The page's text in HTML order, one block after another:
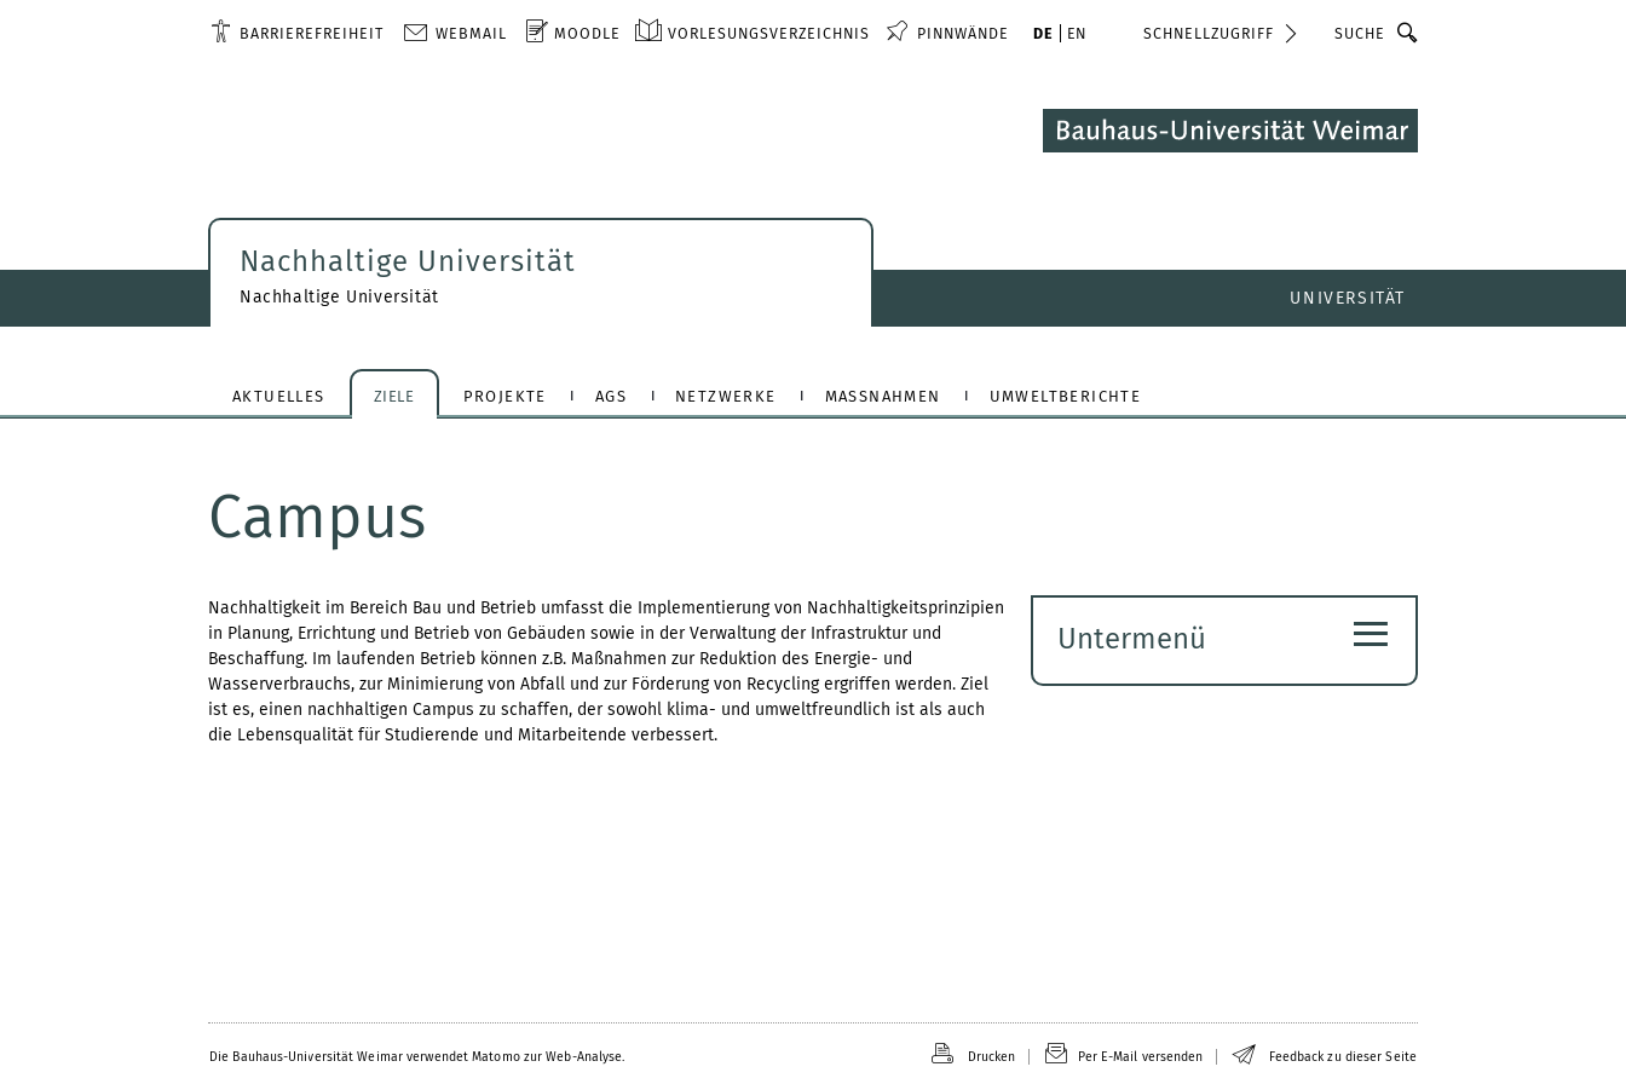
BARRIEREFREIHEIT WEBMAIL MOODLE VORLESUNGSVERZEICHNIS PINNWÄNDE DE EN SCHNELLZUGRIFF Suche
Nachhaltige Universität
Nachhaltige Universität UNIVERSITÄT
AKTUELLES ZIELE PROJEKTE AGS NETZWERKE MASSNAHMEN UMWELTBERICHTE
Campus
Nachhaltigkeit im Bereich Bau und Betrieb umfasst die Implementierung von Nachhaltigkeitsprinzipien
in Planung, Errichtung und Betrieb von Gebäuden sowie in der Verwaltung der Infrastruktur und
Beschaffung. Im laufenden Betrieb können z.B. Maßnahmen zur Reduktion des Energie- und
Wasserverbrauchs, zur Minimierung von Abfall und zur Förderung von Recycling ergriffen werden. Ziel
ist es, einen nachhaltigen Campus zu schaffen, der sowohl klima- und umweltfreundlich ist als auch
die Lebensqualität für Studierende und Mitarbeitende verbessert.
Untermenü
≡
Die Bauhaus-Universität Weimar verwendet Matomo zur Web-Analyse. Drucken Per E-Mail versenden Feedback zu dieser Seite